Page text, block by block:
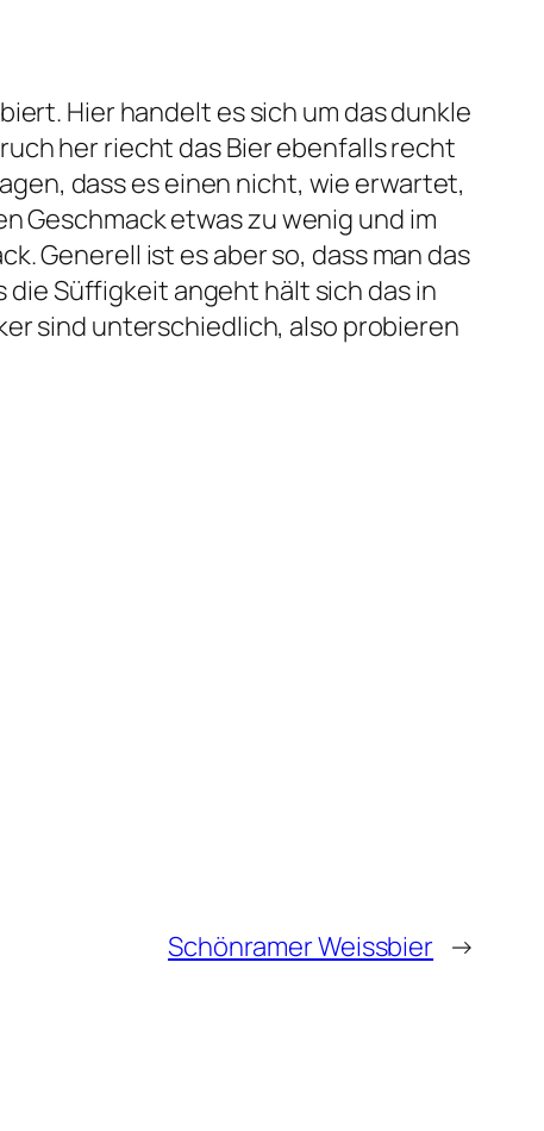
Hier handelt es sich um das dunkle
her riecht das Bier ebenfalls recht
dass es einen nicht, wie erwartet,
Geschmack etwas zu wenig und im
Generell ist es aber so, dass man das
die Süffigkeit angeht hält sich das in
sind unterschiedlich, also probieren
Schönramer Weissbier →